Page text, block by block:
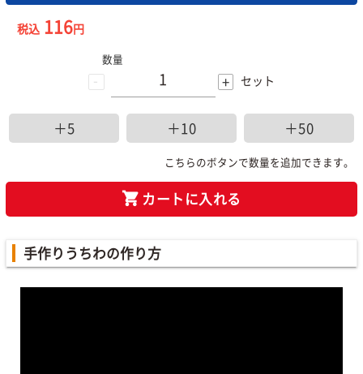
税込116円
-
数量
+ セット
＋5 ＋10 ＋50
こちらのボタンで数量を追加できます。
カートに入れる
手作りうちわの作り方